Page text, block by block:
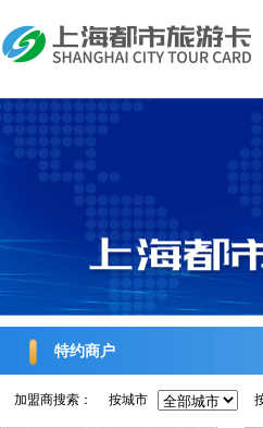
特约商户
加盟商搜索： 按城市